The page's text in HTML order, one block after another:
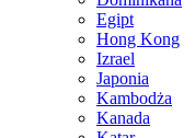
Egipt
Hong Kong
Izrael
Japonia
Kambodża
Kanada